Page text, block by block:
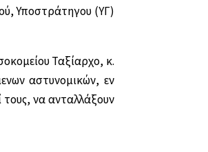
Υποστράτηγου (ΥΓ)
Ταξίαρχο, κ.
αστυνομικών, εν
τους, να ανταλλάξουν